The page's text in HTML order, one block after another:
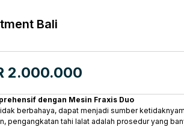
Bali
2.000.000
dengan Mesin Fraxis Duo
berbahaya, dapat menjadi sumber
pengangkatan tahi lalat adalah prosedur yang